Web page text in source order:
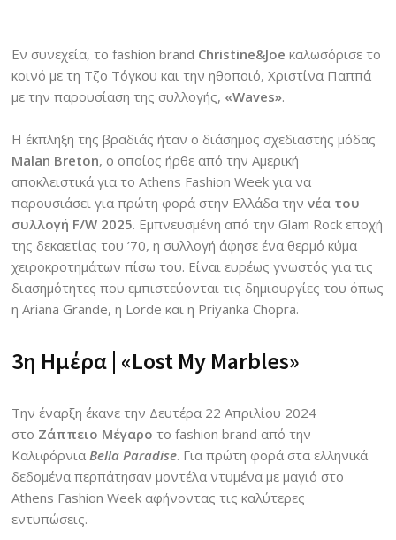
Εν συνεχεία, το fashion brand Christine&Joe καλωσόρισε το
κοινό με τη Τζο Τόγκου και την ηθοποιό, Χριστίνα Παππά
με την παρουσίαση της συλλογής, «Waves».
Η έκπληξη της βραδιάς ήταν ο διάσημος σχεδιαστής μόδας
Malan Breton, ο οποίος ήρθε από την Αμερική
αποκλειστικά για το Athens Fashion Week για να
παρουσιάσει για πρώτη φορά στην Ελλάδα τηννέα του
συλλογή F/W 2025. Εμπνευσμένη από την Glam Rock εποχή
της δεκαετίας του ’70, η συλλογή άφησε ένα θερμό κύμα
χειροκροτημάτων πίσω του. Είναι ευρέως γνωστός για τις
διασημότητες που εμπιστεύονται τις δημιουργίες του όπως
η Ariana Grande, η Lorde και η Priyanka Chopra.
3η Ημέρα | «Lost My Marbles»
Την έναρξη ΄έκανε την Δευτέρα 22 Απριλίου 2024
στο Ζάππειο Μέγαρο το fashion brand από την
ΚαλιφόρνιαBella Paradise. Για πρώτη φορά στα ελληνικά
δεδομένα περπάτησαν μοντέλα ντυμένα με μαγιό στο
Athens Fashion Week αφήνοντας τις καλύτερες
εντυπώσεις.